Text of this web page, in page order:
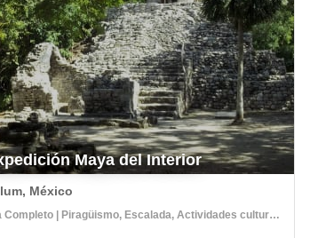
Maya del Interior
México
Día Completo | Piragüismo, Escalada, Actividades culturales